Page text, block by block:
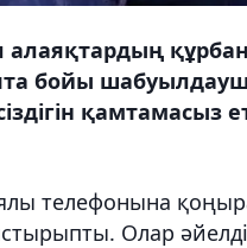
бойы
қамтамасыз
телефонына
Олар